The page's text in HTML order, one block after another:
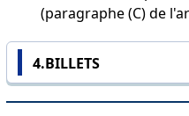
(paragraphe (C) de
4.BILLETS